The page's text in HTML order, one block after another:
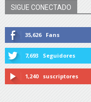
SIGUE CONECTADO
35,626 Fans
7,693 Seguidores
1,240 suscriptores